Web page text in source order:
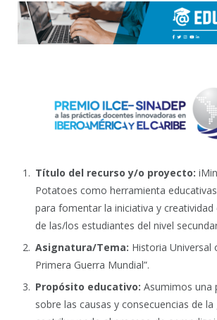
Título del recurso y/o proyecto:
Potatoes como herramienta
para fomentar la iniciativa y creatividad
de las/los estudiantes del nivel
Asignatura/Tema: Historia Universal
Primera Guerra Mundial”.
Propósito educativo: Asumimos una
sobre las causas y consecuencias de